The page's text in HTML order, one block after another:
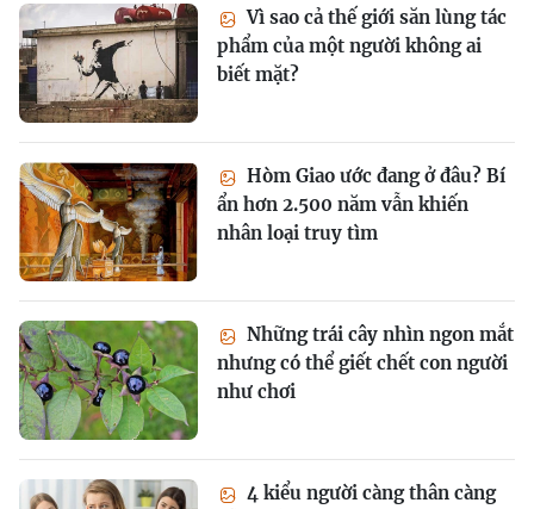
Vì sao cả thế giới săn lùng tác
phẩm của một người không ai
biết mặt?
Hòm Giao ước đang ở đâu? Bí
ẩn hơn 2.500 năm vẫn khiến
nhân loại truy tìm
Những trái cây nhìn ngon mắt
nhưng có thể giết chết con người
như chơi
4 kiểu người càng thân càng